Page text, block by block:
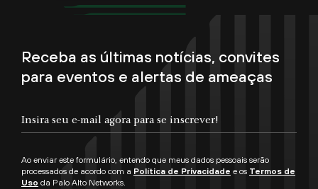
Receba as últimas notícias, convites
para eventos e alertas de ameaças
Ao enviar este formulário, entendo que meus dados pessoais serão
processados de acordo com a Política de Privacidade e os Termos de
Uso da Palo Alto Networks.